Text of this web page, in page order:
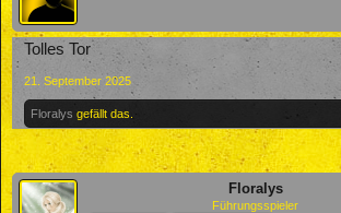
Tolles Tor
21. September 2025
Floralys gefällt das.
Floralys
Führungsspieler